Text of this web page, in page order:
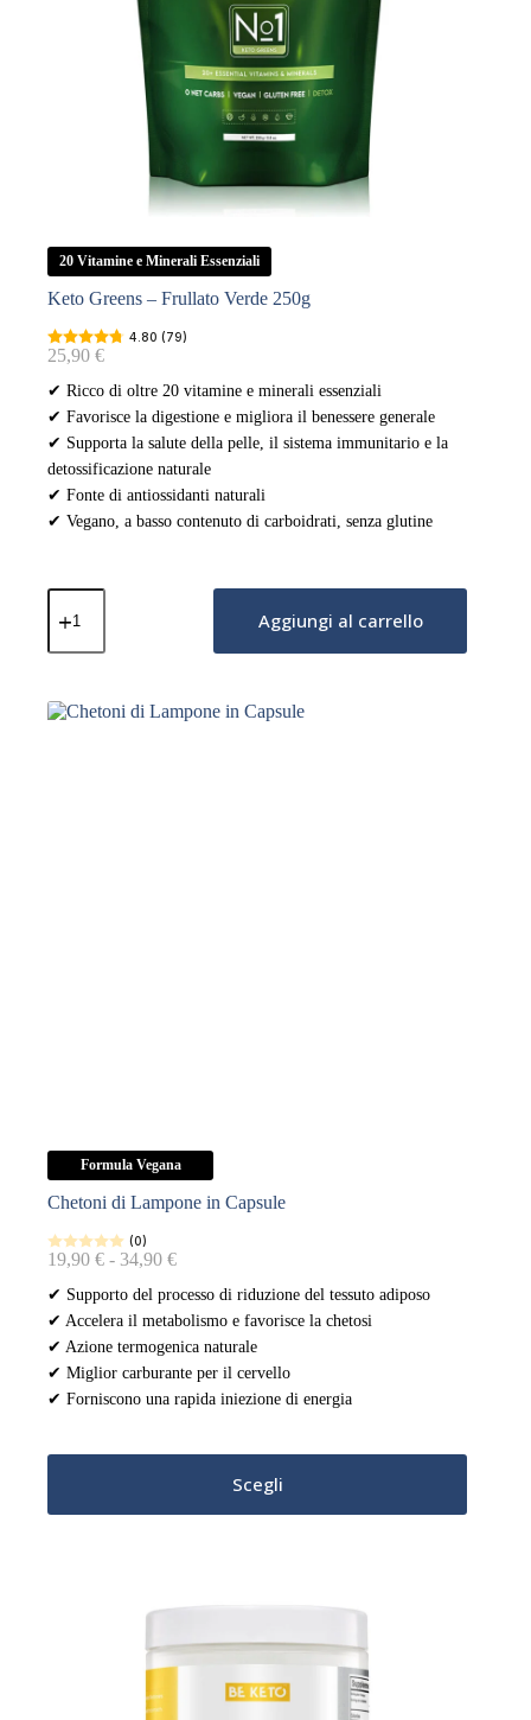
20 Vitamine e Minerali Essenziali
Keto Greens – Frullato Verde 250g
4.80 (79)
25,90 €
✔ Ricco di oltre 20 vitamine e minerali essenziali
✔ Favorisce la digestione e migliora il benessere generale
✔ Supporta la salute della pelle, il sistema immunitario e la
detossificazione naturale
✔ Fonte di antiossidanti naturali
✔ Vegano, a basso contenuto di carboidrati, senza glutine
Keto
Greens
Frullato
250g
quantità
Aggiungi al carrello
Formula Vegana
Chetoni di Lampone in Capsule
(0)
19,90 € - 34,90 €Fascia
prezzo:
da
19,90 €
a
34,90 €
✔ Supporto del processo di riduzione del tessuto adiposo
✔ Accelera il metabolismo e favorisce la chetosi
✔ Azione termogenica naturale
✔ Miglior carburante per il cervello
✔ Forniscono una rapida iniezione di energia
Scegli
Questo